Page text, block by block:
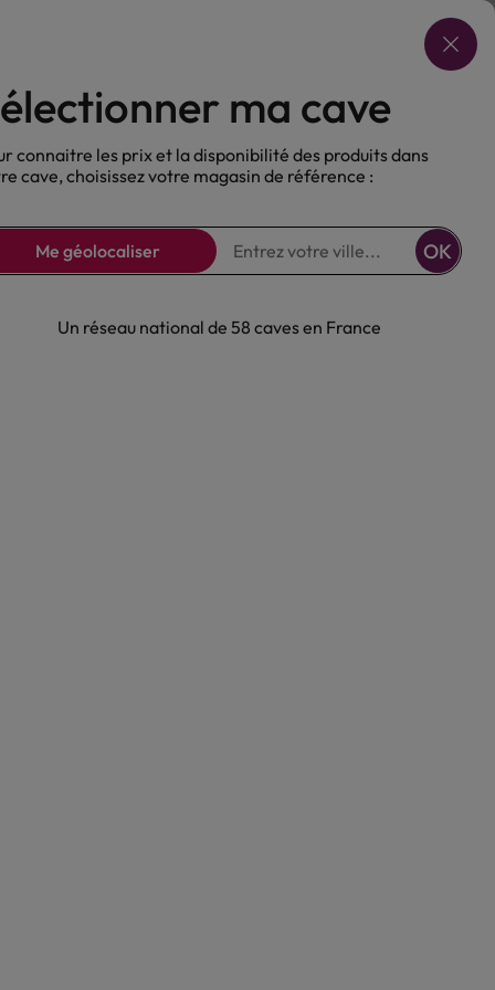
Choisir ma cave
Nos Bières Sans alcool
Brut Blanc
d'or blanc. Nez aux arômes de
de fleurs d'oranger. Bouche souple
champagne à ne pas rater!
ma cave
connaitre les prix et la disponibilité des produits dans
cave, choisissez votre magasin de référence :
Me géolocaliser OK
Un réseau national de 58 caves en France